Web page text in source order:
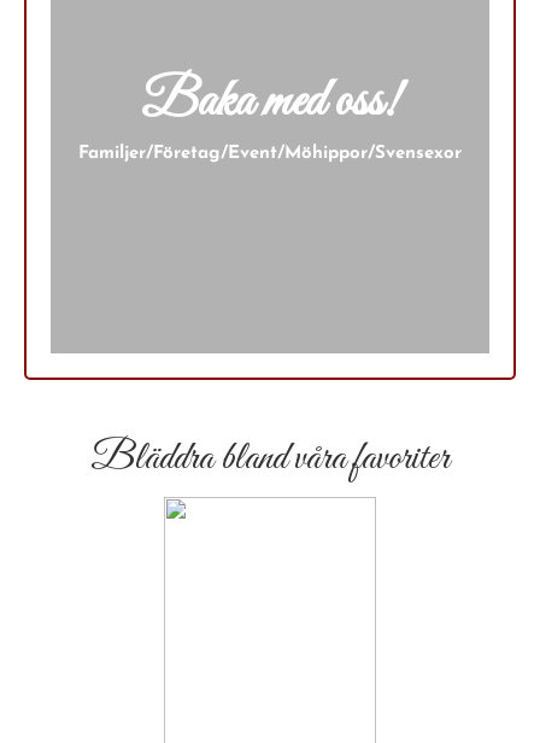
Baka med oss!
Familjer/Företag/Event/Möhippor/Svensexor
Bläddra bland våra favoriter